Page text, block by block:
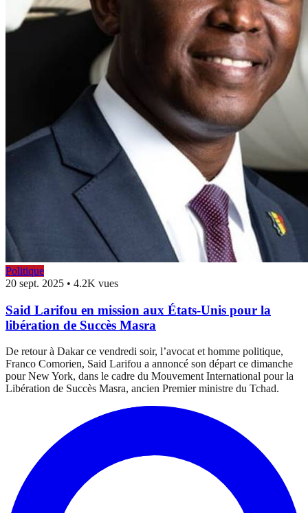
Politique
20 sept. 2025 • 4.2K vues
Said Larifou en mission aux États-Unis pour la
libération de Succès Masra
De retour à Dakar ce vendredi soir, l’avocat et homme politique,
Franco Comorien, Said Larifou a annoncé son départ ce dimanche
pour New York, dans le cadre du Mouvement International pour la
Libération de Succès Masra, ancien Premier ministre du Tchad.